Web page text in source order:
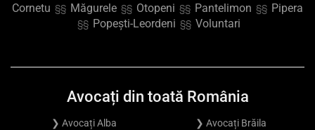
Cornetu §§ Măgurele §§ Otopeni §§ Pantelimon §§ Pipera
§§ Popești-Leordeni §§ Voluntari
Avocați din toată România
❯ Avocați Alba
❯ Avocați Brăila